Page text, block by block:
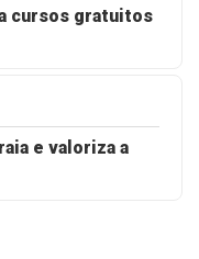
cursos gratuitos
e valoriza a